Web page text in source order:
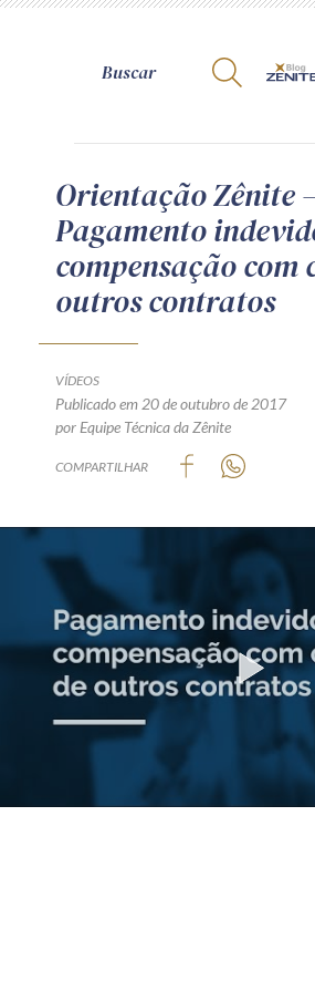
A Zênite
Como publicar
Site da Zênite
Contato
Guia de Direitos dos Titulares
Encarregado (contato)
Produtos e
Zênite Play
Orientação por
Mentoria Zênite
Capacitação
Orientação Zênite
Pagamento
compensação com
outros contratos
VÍDEOS
Publicado em 20 de outubro de 2017
por Equipe Técnica da Zênite
COMPARTILHAR